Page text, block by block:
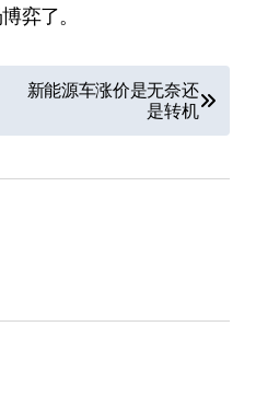
弈了。
新能源车涨价是无奈还
是转机